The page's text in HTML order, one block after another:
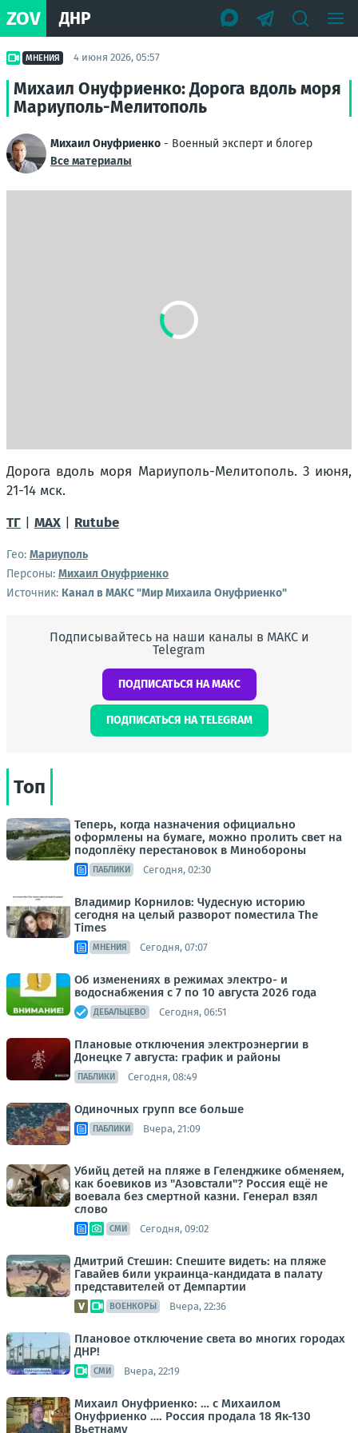
ZOV ДНР
МНЕНИЯ 4 июня 2026, 05:57
Михаил Онуфриенко: Дорога вдоль моря
Мариуполь-Мелитополь
Михаил Онуфриенко - Военный эксперт и блогер
Все материалы
Дорога вдоль моря Мариуполь-Мелитополь. 3 июня,
21-14 мск.
ТГ
МАХ Rutube
Гео: Мариуполь
Персоны: Михаил Онуфриенко
Источник: Канал в МАКС "Мир Михаила Онуфриенко"
Подписывайтесь на наши каналы в МАКС и
Telegram
ПОДПИСАТЬСЯ НА МАКС
ПОДПИСАТЬСЯ НА TELEGRAM
Топ
Теперь, когда назначения официально
оформлены на бумаге, можно пролить свет на
подоплёку перестановок в Минобороны
ПАБЛИКИ Сегодня, 02:30
Владимир Корнилов: Чудесную историю
сегодня на целый разворот поместила The
Times
МНЕНИЯ Сегодня, 07:07
Об изменениях в режимах электро- и
водоснабжения с 7 по 10 августа 2026 года
ДЕБАЛЬЦЕВО Сегодня, 06:51
Плановые отключения электроэнергии в
Донецке 7 августа: график и районы
ПАБЛИКИ Сегодня, 08:49
Одиночных групп все больше
ПАБЛИКИ Вчера, 21:09
Убийц детей на пляже в Геленджике обменяем,
как боевиков из "Азовстали"? Россия ещё не
воевала без смертной казни. Генерал взял
слово
СМИ Сегодня, 09:02
Дмитрий Стешин: Спешите видеть: на пляже
Гавайев били украинца-кандидата в палату
представителей от Демпартии
ВОЕНКОРЫ Вчера, 22:36
Плановое отключение света во многих городах
ДНР!
СМИ Вчера, 22:19
Михаил Онуфриенко: … с Михаилом
Онуфриенко …. Россия продала 18 Як-130
Вьетнаму